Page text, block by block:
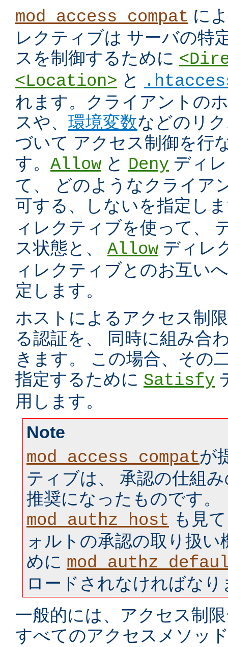
mod_access_compat に
レクティブは サーバの特
スを制御するために
<Location> と
れます。クライアントの
スや、 環境変数などのリ
づいて アクセス制御を行
す。 Allow と Deny ディ
て、 どのようなクライア
可する、しないを指定し
ィレクティブを使って、
ス状態と、 Allow ディレ
ィレクティブとのお互い
定します。
ホストによるアクセス制
る認証を、 同時に組み合
きます。 この場合、その
指定するために Satisfy
用します。
Note
mod_access_compatが
ティブは、 承認の仕組
推奨になったものです。
mod_authz_host も見
ォルトの承認の取り扱
めに
ロードされなければなり
一般的には、アクセス制
すべてのアクセスメソッ